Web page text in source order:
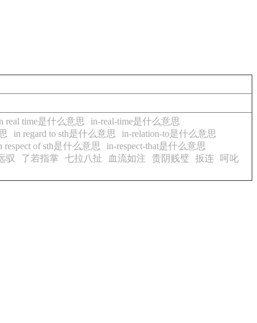
real time是什么意思
in-real-time是什么意思
in regard to sth是什么意思
in-relation-to是什么意思
respect of sth是什么意思
in-respect-that是什么意思
驭 了若指掌 七拉八扯 血流如注 贵阴贱璧 扳连
呵叱